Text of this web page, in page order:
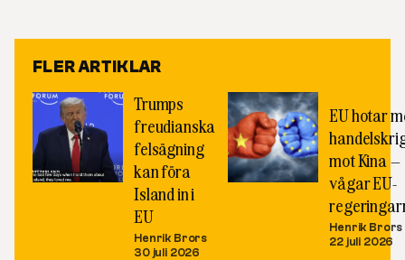
FLER ARTIKLAR
Trumps
freudianska
felsägning
kan föra
Island in i
EU
Henrik Brors
30 juli 2026
EU hotar
mot Kina –
vågar EU-
Henrik Brors
22 juli 2026